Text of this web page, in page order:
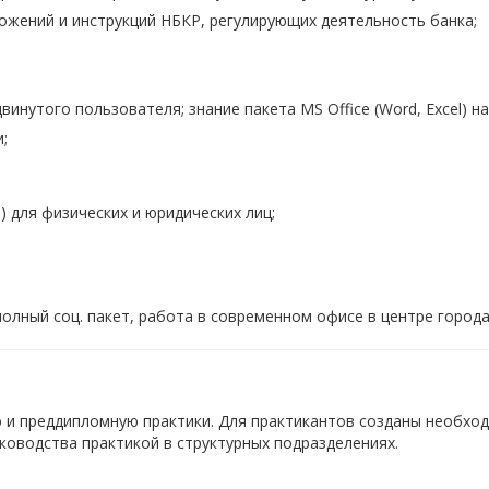
и инструкций НБКР, регулирующих деятельность банка;
пользователя; знание пакета MS Office (Word, Excel)
физических и юридических лиц;
соц. пакет, работа в современном офисе в центре
преддипломную практики. Для практикантов созданы
практикой в структурных подразделениях.